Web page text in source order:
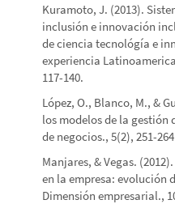
Kuramoto, J. (2013).
inclusión e innovación
de ciencia tecnológía e
experiencia
117-140.
López, O., Blanco, M., &
los modelos de la
de negocios., 5(2), 251-
Manjares, & Vegas.
en la empresa: evolución
Dimensión empresarial.,